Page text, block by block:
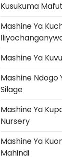
Kusukuma
Mashine Ya
Mashine Ya
Mashine Ndogo
Silage
Mashine Ya
Nursery
Mashine Ya
Mahindi